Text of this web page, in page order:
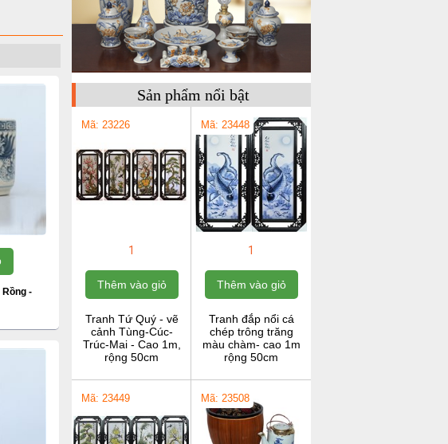
-
Sản phẩm nổi bật
Mã: 23226
1
Thêm vào giỏ
Tranh Tứ Quý - vẽ
cảnh Tùng-Cúc-
Trúc-Mai - Cao 1m,
rộng 50cm
Mã: 23448
1
Thêm vào giỏ
Tranh đắp nổi cá
chép trông trăng
màu chàm- cao 1m
rộng 50cm
Mã: 23449 Mã: 23508